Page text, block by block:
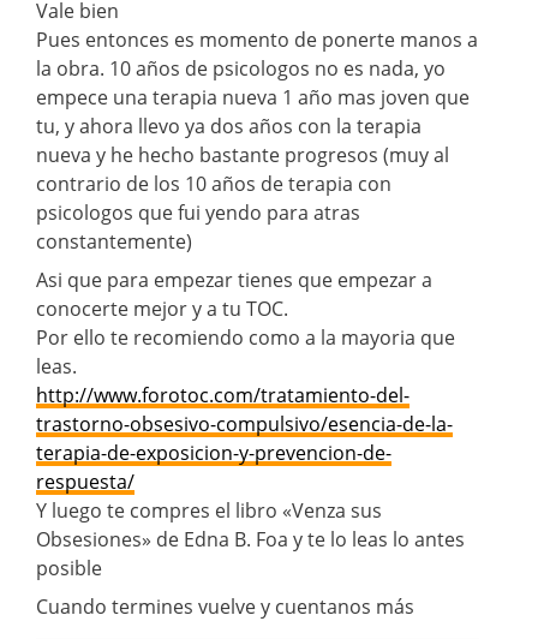
Vale bien
Pues entonces es momento de ponerte manos a
la obra. 10 años de psicologos no es nada, yo
empece una terapia nueva 1 año mas joven que
tu, y ahora llevo ya dos años con la terapia
nueva y he hecho bastante progresos (muy al
contrario de los 10 años de terapia con
psicologos que fui yendo para atras
constantemente)
Asi que para empezar tienes que empezar a
conocerte mejor y a tu TOC.
Por ello te recomiendo como a la mayoria que
leas.
http://www.forotoc.com/tratamiento-del-
trastorno-obsesivo-compulsivo/esencia-de-la-
terapia-de-exposicion-y-prevencion-de-
respuesta/
Y luego te compres el libro «Venza sus
Obsesiones» de Edna B. Foa y te lo leas lo antes
posible
Cuando termines vuelve y cuentanos más